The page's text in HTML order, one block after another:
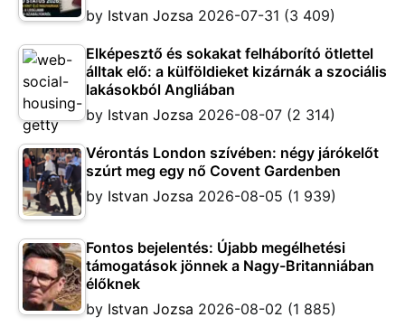
by Istvan Jozsa 2026-07-31 (3 409)
Elképesztő és sokakat felháborító ötlettel
álltak elő: a külföldieket kizárnák a szociális
lakásokból Angliában
by Istvan Jozsa 2026-08-07 (2 314)
Vérontás London szívében: négy járókelőt
szúrt meg egy nő Covent Gardenben
by Istvan Jozsa 2026-08-05 (1 939)
Fontos bejelentés: Újabb megélhetési
támogatások jönnek a Nagy-Britanniában
élőknek
by Istvan Jozsa 2026-08-02 (1 885)